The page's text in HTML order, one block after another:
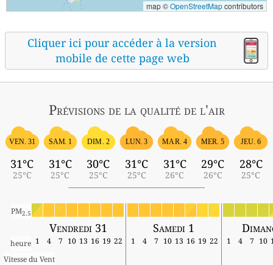
map ©OpenStreetMapcontributors
Cliquer ici pour accéder à la version
mobile de cette page web
Prévisionsde la qualité de l'air
VEN. 31
31°C
25°C
SAM. 1
31°C
25°C
DIM. 2
30°C
25°C
LUN. 3
31°C
25°C
MAR. 4
31°C
26°C
MER. 5
29°C
26°C
JEU. 6
28°C
25°C
PM2.5
Vendredi 31 Samedi 1
heure 1 4 7 10 13 16 19 22 1 4 7 10 13 16 19 22 1 4 7 10
Vitesse du Vent